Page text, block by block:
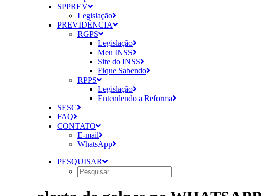
SPPREV
Legislação
PREVIDÊNCIA
RGPS
Legislação
Meu INSS
Site do INSS
Fique Sabendo
RPPS
Legislação
Entendendo a Reforma
SESC
FAQ
CONTATO
E-mail
WhatsApp
PESQUISAR